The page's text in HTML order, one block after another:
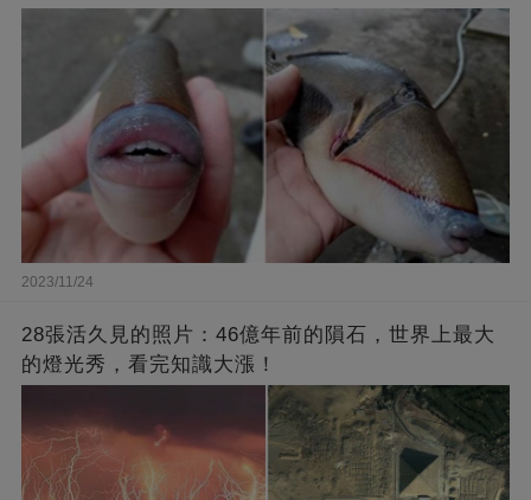
2023/11/24
28張活久見的照片：46億年前的隕石，世界上最大
的燈光秀，看完知識大漲！